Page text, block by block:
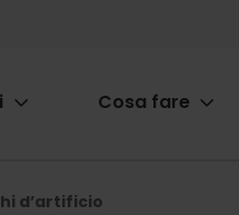
Cosa fare
d’artificio